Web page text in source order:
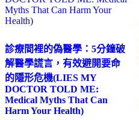
排
診療間裡的偽醫學：5分鐘破
解醫學謊言，有效避開要命
的隱形危機(LIES MY
DOCTOR TOLD ME:
Medical Myths That Can
Harm Your Health)